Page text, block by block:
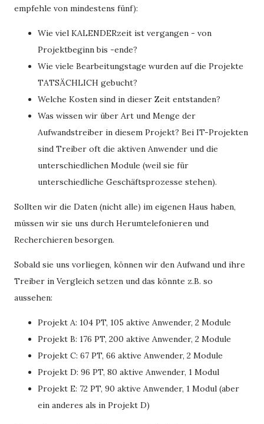
empfehle von mindestens fünf):
Wie viel KALENDERzeit ist vergangen - von
Projektbeginn bis -ende?
Wie viele Bearbeitungstage wurden auf die Projekte
TATSÄCHLICH gebucht?
Welche Kosten sind in dieser Zeit entstanden?
Was wissen wir über Art und Menge der
Aufwandstreiber in diesem Projekt? Bei IT-Projekten
sind Treiber oft die aktiven Anwender und die
unterschiedlichen Module (weil sie für
unterschiedliche Geschäftsprozesse stehen).
Sollten wir die Daten (nicht alle) im eigenen Haus haben,
müssen wir sie uns durch Herumtelefonieren und
Recherchieren besorgen.
Sobald sie uns vorliegen, können wir den Aufwand und ihre
Treiber in Vergleich setzen und das könnte z.B. so
aussehen:
Projekt A: 104 PT, 105 aktive Anwender, 2 Module
Projekt B: 176 PT, 200 aktive Anwender, 2 Module
Projekt C: 67 PT, 66 aktive Anwender, 2 Module
Projekt D: 96 PT, 80 aktive Anwender, 1 Modul
Projekt E: 72 PT, 90 aktive Anwender, 1 Modul (aber
ein anderes als in Projekt D)